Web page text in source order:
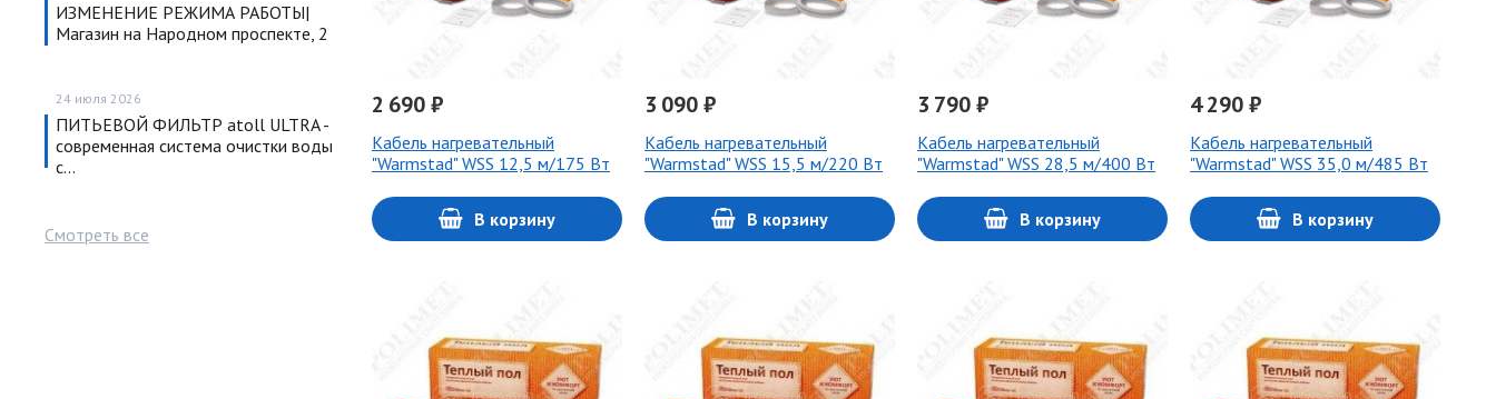
ИЗМЕНЕНИЕ РЕЖИМА РАБОТЫ|
Магазин на Народном проспекте, 2
24 июля 2026
ПИТЬЕВОЙ ФИЛЬТР atoll ULTRA -
современная система очистки воды
с…
Смотреть все
2 690 ₽
Кабель нагревательный
"Warmstad" WSS 12,5 м/175 Вт
В корзину
3 090 ₽
Кабель нагревательный
"Warmstad" WSS 15,5 м/220 Вт
В корзину
3 790 ₽
Кабель нагревательный
"Warmstad" WSS 28,5 м/400 Вт
В корзину
4 290 ₽
Кабель нагревательный
"Warmstad" WSS 35,0 м/485 Вт
В корзину